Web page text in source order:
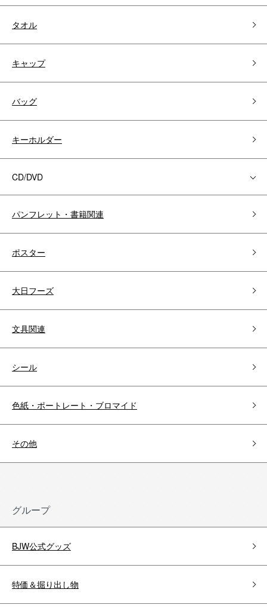
タオル
キャップ
バッグ
キーホルダー
CD/DVD
パンフレット・書籍関連
ポスター
大日フーズ
文具関連
シール
色紙・ポートレート・ブロマイド
その他
グループ
BJW公式グッズ
特価＆掘り出し物